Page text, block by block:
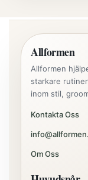
Allformen
Allformen
starkare
inom stil,
Kontakta Oss
Om Oss